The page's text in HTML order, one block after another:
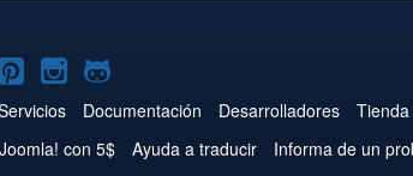
Joomla!
en
Pinterest
Joomla!
en
Instagram
Joomla!
en
GitHub
Documentación Desarrolladores
Tienda
con 5$ Ayuda a traducir Informa de un